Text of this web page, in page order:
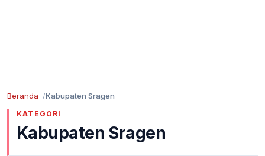
Beranda Kabupaten Sragen
KATEGORI
Kabupaten Sragen